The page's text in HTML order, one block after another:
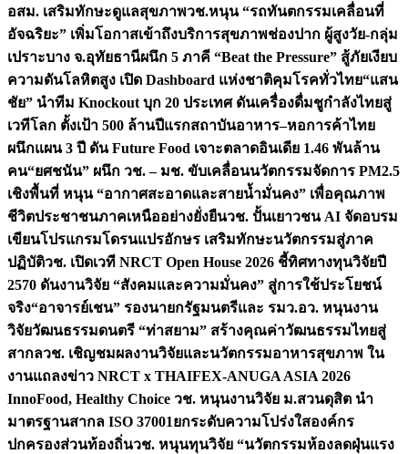
อสม. เสริมทักษะดูแลสุขภาพวช.หนุน “รถทันตกรรมเคลื่อนที่
อัจฉริยะ” เพิ่มโอกาสเข้าถึงบริการสุขภาพช่องปาก ผู้สูงวัย-กลุ่ม
เปราะบาง จ.อุทัยธานีผนึก 5 ภาคี “Beat the Pressure” สู้ภัยเงียบ
ความดันโลหิตสูง เปิด Dashboard แห่งชาติคุมโรคทั่วไทย“แสน
ชัย” นำทีม Knockout บุก 20 ประเทศ ดันเครื่องดื่มชูกำลังไทยสู่
เวทีโลก ตั้งเป้า 500 ล้านปีแรกสถาบันอาหาร–หอการค้าไทย
ผนึกแผน 3 ปี ดัน Future Food เจาะตลาดอินเดีย 1.46 พันล้าน
คน“ยศชนัน” ผนึก วช. – มช. ขับเคลื่อนนวัตกรรมจัดการ PM2.5
เชิงพื้นที่ หนุน “อากาศสะอาดและสายน้ำมั่นคง” เพื่อคุณภาพ
ชีวิตประชาชนภาคเหนืออย่างยั่งยืนวช. ปั้นเยาวชน AI จัดอบรม
เขียนโปรแกรมโดรนแปรอักษร เสริมทักษะนวัตกรรมสู่ภาค
ปฏิบัติวช. เปิดเวที NRCT Open House 2026 ชี้ทิศทางทุนวิจัยปี
2570 ดันงานวิจัย “สังคมและความมั่นคง” สู่การใช้ประโยชน์
จริง“อาจารย์เชน” รองนายกรัฐมนตรีและ รมว.อว. หนุนงาน
วิจัยวัฒนธรรมดนตรี “ท่าสยาม” สร้างคุณค่าวัฒนธรรมไทยสู่
สากลวช. เชิญชมผลงานวิจัยและนวัตกรรมอาหารสุขภาพ ใน
งานแถลงข่าว NRCT x THAIFEX-ANUGA ASIA 2026
InnoFood, Healthy Choice วช. หนุนงานวิจัย ม.สวนดุสิต นำ
มาตรฐานสากล ISO 37001ยกระดับความโปร่งใสองค์กร
ปกครองส่วนท้องถิ่นวช. หนุนทุนวิจัย “นวัตกรรมห้องลดฝุ่นแรง